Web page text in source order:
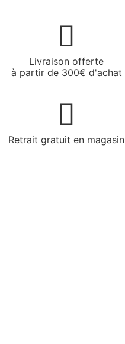
Livraison offerte
à partir de 300€ d'achat
Retrait gratuit en magasin